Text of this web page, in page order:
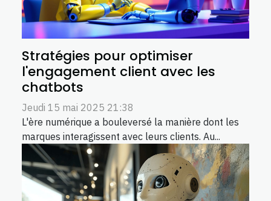
Stratégies pour optimiser
l'engagement client avec les
chatbots
Jeudi 15 mai 2025 21:38
L'ère numérique a bouleversé la manière dont les
marques interagissent avec leurs clients. Au...